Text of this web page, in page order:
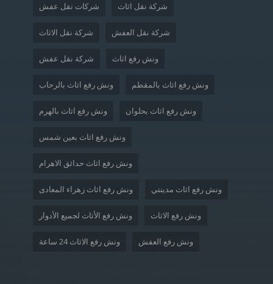
شركات نقل عفش شركة نقل اثاث
شركة نقل الاثاث شركة نقل العفش
شركة نقل عفش ونش رفع اثاث
ونش رفع اثاث بالرحاب ونش رفع اثاث بالمقطم
ونش رفع اثاث بالهرم ونش رفع اثاث بحلوان
ونش رفع اثاث بعين شمس
ونش رفع اثاث حدائق الاهرام
ونش رفع اثاث زهراء المعادى ونش رفع اثاث مدينتي
ونش رفع الأثاث لجميع الأدوار ونش رفع الاثاث
ونش رفع الاثاث 24 ساعة ونش رفع العفش